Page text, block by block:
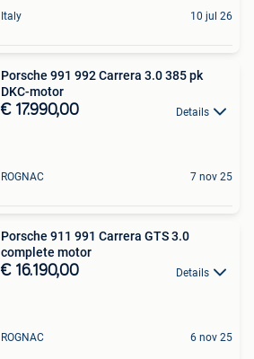
Italy 10 jul 26
Porsche 991 992 Carrera 3.0 385 pk
DKC-motor
€ 17.990,00 Details
ROGNAC 7 nov 25
Porsche 911 991 Carrera GTS 3.0
complete motor
€ 16.190,00 Details
ROGNAC 6 nov 25